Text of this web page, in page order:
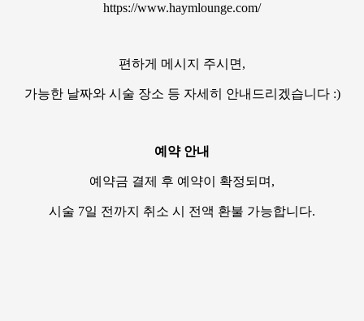
https://www.haymlounge.com/
편하게 메시지 주시면,
가능한 날짜와 시술 장소 등 자세히 안내드리겠습니다 :)
예약 안내
예약금 결제 후 예약이 확정되며,
시술 7일 전까지 취소 시 전액 환불 가능합니다.